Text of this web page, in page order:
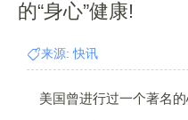
的“身心”健康!
来源: 快讯
美国曾进行过一个著名的